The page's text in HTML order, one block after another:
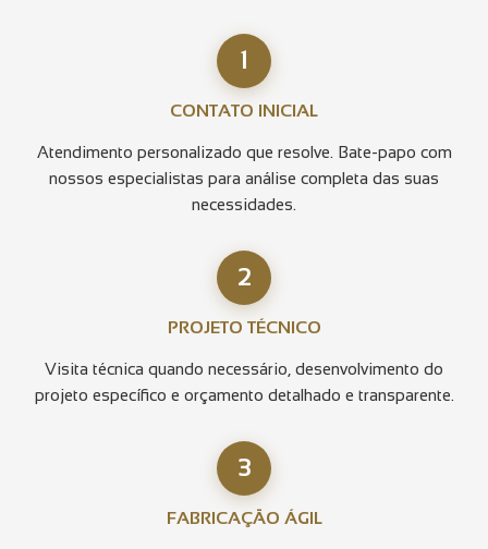
1
CONTATO INICIAL
Atendimento personalizado que resolve. Bate-papo com
nossos especialistas para análise completa das suas
necessidades.
2
PROJETO TÉCNICO
Visita técnica quando necessário, desenvolvimento do
projeto específico e orçamento detalhado e transparente.
3
FABRICAÇÃO ÁGIL